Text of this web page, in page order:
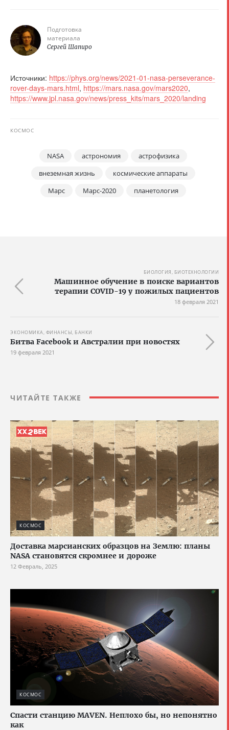
Подготовка
материала
Сергей Шапиро
Источники: https://phys.org/news/2021-01-nasa-perseverance-
rover-days-mars.html, https://mars.nasa.gov/mars2020,
https://www.jpl.nasa.gov/news/press_kits/mars_2020/landing
КОСМОС
NASA астрономия
астрофизика
внеземная жизнь
космические аппараты
Марс
Марс-2020 планетология
БИОЛОГИЯ, БИОТЕХНОЛОГИИ
Машинное обучение в поиске вариантов
терапии COVID-19 у пожилых пациентов
18 февраля 2021
ЭКОНОМИКА, ФИНАНСЫ, БАНКИ
Битва Facebook и Австралии при новостях
19 февраля 2021
ЧИТАЙТЕ ТАКЖЕ
КОСМОС
Доставка марсианских образцов на Землю: планы
NASA становятся скромнее и дороже
12 Февраль, 2025
КОСМОС
Спасти станцию MAVEN. Неплохо бы, но непонятно
как